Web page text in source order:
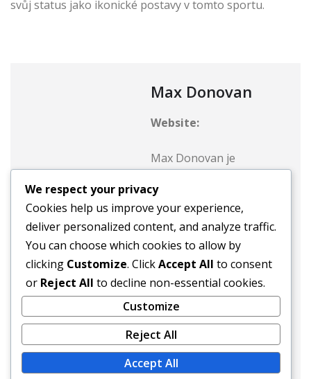
svůj status jako ikonické postavy v tomto sportu.
Max Donovan
Website:
Max Donovan je
vášnivý fotbalový
nadšenec žijící v New
Yorku. S více než
desetiletou zkušeností v
oblasti amerického
fotbalu přináší pronikavé
analýzy a zajímavé
příběhy o vzestupu
slavných hráčů z USA.
Když zrovna nepíše, Max
We respect your privacy
Cookies help us improve your experience,
deliver personalized content, and analyze traffic.
You can choose which cookies to allow by
clicking Customize. ClickAccept All to consent
or Reject All to decline non-essential cookies.
Customize
Reject All
Accept All